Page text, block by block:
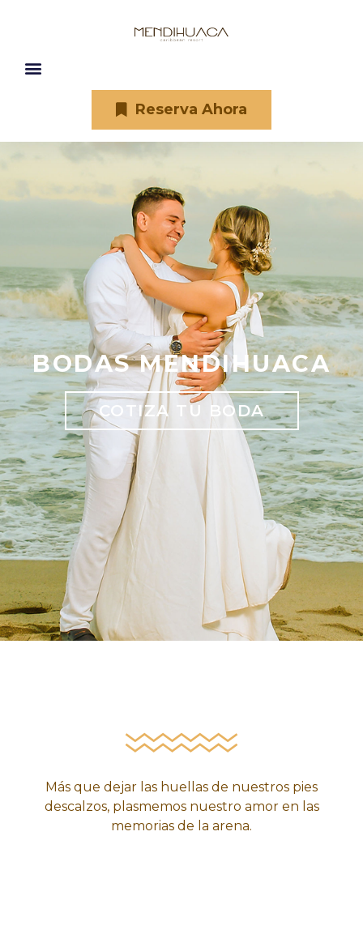
Reserva Ahora
BODAS MENDIHUACA
COTIZA TU BODA
Más que dejar las huellas de nuestros pies
descalzos, ​plasmemos nuestro amor en las
memorias de la arena.